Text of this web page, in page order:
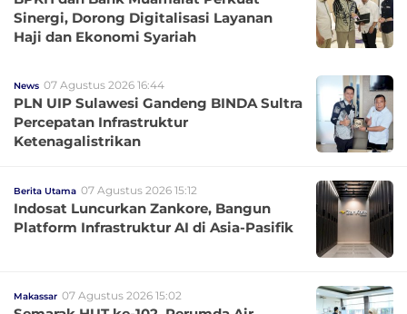
Sinergi, Dorong Digitalisasi Layanan
Haji dan Ekonomi Syariah
News 07 Agustus 2026 16:44
PLN UIP Sulawesi Gandeng BINDA Sultra
Percepatan Infrastruktur
Ketenagalistrikan
Berita Utama 07 Agustus 2026 15:12
Indosat Luncurkan Zankore, Bangun
Platform Infrastruktur AI di Asia-Pasifik
Makassar 07 Agustus 2026 15:02